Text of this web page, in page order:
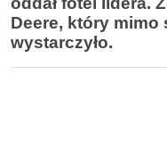
Deere, który mimo
wystarczyło.